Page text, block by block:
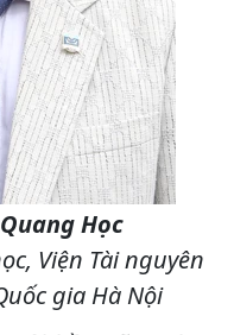
Học
Viện Tài nguyên
gia Hà Nội